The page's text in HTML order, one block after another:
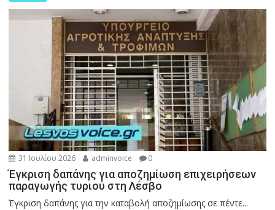
31 Ιουλίου 2026 adminvoice 0
Έγκριση δαπάνης για αποζημίωση επιχειρήσεων
παραγωγής τυριού στη Λέσβο
Έγκριση δαπάνης για την καταβολή αποζημίωσης σε πέντε...